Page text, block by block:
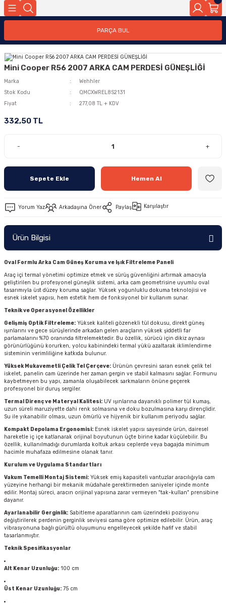
PARÇA BUL
Mini Cooper R56 2007 ARKA CAM PERDESİ GÜNEŞLİĞİ
Marka
Wehhler
Stok Kodu
QMCXWREL8S2131
Fiyat
277,08 TL + KDV
332,50 TL
- +
Sepete Ekle Hemen Al
Yorum Yaz Arkadaşına Öner Paylaş Karşılaştır
Ürün Bilgisi
Oval Formlu Arka Cam Güneş Koruma ve Işık Filtreleme Paneli
Araç içi termal yönetimi optimize etmek ve sürüş güvenliğini artırmak amacıyla
geliştirilen bu profesyonel güneşlik sistemi, arka cam geometrisine uyumlu oval
tasarımıyla üst düzey koruma sağlar. Yüksek yoğunluklu dokuma teknolojisi ve
esnek iskelet yapısı, hem estetik hem de fonksiyonel bir kullanım sunar.
Teknik ve Operasyonel Özellikler
Gelişmiş Optik Filtreleme: Yüksek kaliteli gözenekli tül dokusu, direkt güneş
ışınlarını ve gece sürüşlerinde arkadan gelen araçların yüksek şiddetli far
parlamalarını %70 oranında filtrelemektedir. Bu özellik, sürücü için dikiz aynası
görünürlüğünü korurken, yolcu kabinindeki termal yükü azaltarak iklimlendirme
sisteminin verimliliğine katkıda bulunur.
Yüksek Mukavemetli Çelik Tel Çerçeve: Ürünün çevresini saran esnek çelik tel
iskelet, panelin cam üzerinde her zaman gergin ve stabil kalmasını sağlar. Formunu
kaybetmeyen bu yapı, zamanla oluşabilecek sarkmaların önüne geçerek
profesyonel bir duruş sergiler.
Termal Direnç ve Materyal Kalitesi: UV ışınlarına dayanıklı polimer tül kumaş,
uzun süreli maruziyette dahi renk solmasına ve doku bozulmasına karşı dirençlidir.
Su ile yıkanabilir olması, uzun ömürlü ve hijyenik bir kullanım periyodu sağlar.
Kompakt Depolama Ergonomisi: Esnek iskelet yapısı sayesinde ürün, dairesel
hareketle iç içe katlanarak orijinal boyutunun üçte birine kadar küçülebilir. Bu
özellik, kullanılmadığı durumlarda koltuk arkası ceplerde veya bagajda minimum
hacimle muhafaza edilmesine olanak tanır.
Kurulum ve Uygulama Standartları
Vakum Temelli Montaj Sistemi: Yüksek emiş kapasiteli vantuzlar aracılığıyla cam
yüzeyine herhangi bir mekanik müdahale gerektirmeden saniyeler içinde monte
edilir. Montaj süreci, aracın orijinal yapısına zarar vermeyen "tak-kullan" prensibine
dayanır.
Ayarlanabilir Gerginlik: Sabitleme aparatlarının cam üzerindeki pozisyonu
değiştirilerek perdenin gerginlik seviyesi cama göre optimize edilebilir. Ürün, araç
vibrasyonuna bağlı gürültü oluşumunu engelleyecek şekilde hafif ve stabil
tasarlanmıştır.
Teknik Spesifikasyonlar
Alt Kenar Uzunluğu: 100 cm
Üst Kenar Uzunluğu: 75 cm